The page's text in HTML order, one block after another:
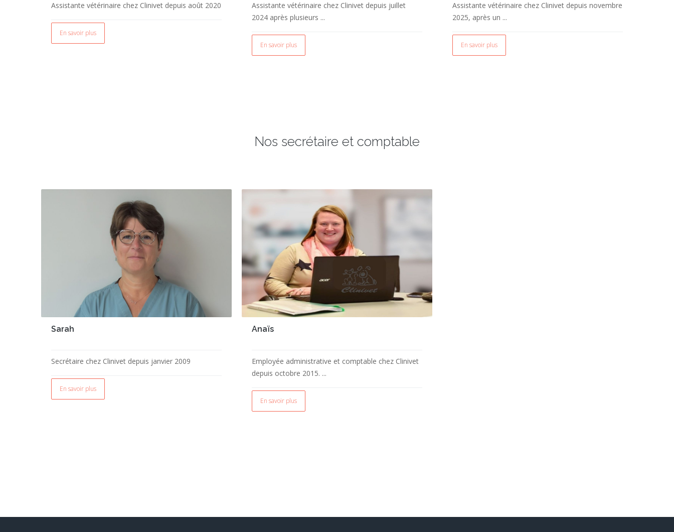
Assistante vétérinaire chez Clinivet depuis août 2020
En savoir plus
Assistante vétérinaire chez Clinivet depuis juillet
2024 après plusieurs ...
En savoir plus
Assistante vétérinaire chez Clinivet depuis novembre
2025, après un ...
En savoir plus
Nos secrétaire et comptable
Sarah
Secrétaire chez Clinivet depuis janvier 2009
En savoir plus
Anaïs
Employée administrative et comptable chez Clinivet
depuis octobre 2015. ...
En savoir plus